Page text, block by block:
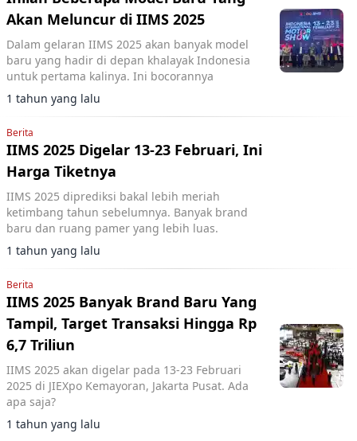
Akan Meluncur di IIMS 2025
Dalam gelaran IIMS 2025 akan banyak model
baru yang hadir di depan khalayak Indonesia
untuk pertama kalinya. Ini bocorannya
1 tahun yang lalu
Berita
IIMS 2025 Digelar 13-23 Februari, Ini
Harga Tiketnya
IIMS 2025 diprediksi bakal lebih meriah
ketimbang tahun sebelumnya. Banyak brand
baru dan ruang pamer yang lebih luas.
1 tahun yang lalu
Berita
IIMS 2025 Banyak Brand Baru Yang
Tampil, Target Transaksi Hingga Rp
6,7 Triliun
IIMS 2025 akan digelar pada 13-23 Februari
2025 di JIEXpo Kemayoran, Jakarta Pusat. Ada
apa saja?
1 tahun yang lalu